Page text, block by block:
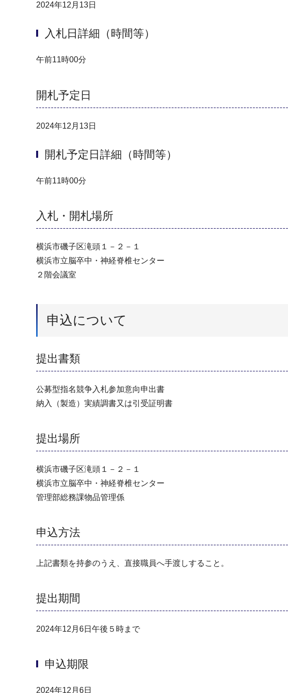
2024年12月13日
入札日詳細（時間等）
午前11時00分
開札予定日
2024年12月13日
開札予定日詳細（時間等）
午前11時00分
入札・開札場所
横浜市磯子区滝頭１－２－１
横浜市立脳卒中・神経脊椎センター
２階会議室
申込について
提出書類
公募型指名競争入札参加意向申出書
納入（製造）実績調書又は引受証明書
提出場所
横浜市磯子区滝頭１－２－１
横浜市立脳卒中・神経脊椎センター
管理部総務課物品管理係
申込方法
上記書類を持参のうえ、直接職員へ手渡しすること。
提出期間
2024年12月6日午後５時まで
申込期限
2024年12月6日